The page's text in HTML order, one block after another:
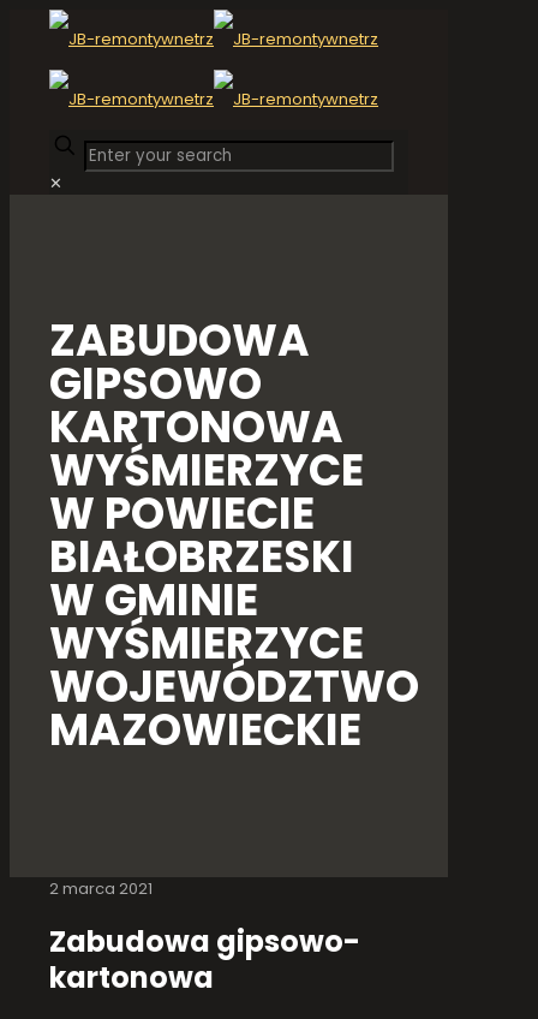
✕
ZABUDOWA
GIPSOWO
KARTONOWA
WYŚMIERZYCE
W POWIECIE
BIAŁOBRZESKI
W GMINIE
WYŚMIERZYCE
WOJEWÓDZTWO
MAZOWIECKIE
2 marca 2021
Zabudowa gipsowo-
kartonowa